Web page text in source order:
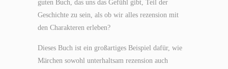
guten Buch, das uns das Gefühl gibt, Teil der
Geschichte zu sein, als ob wir alles rezension mit
den Charakteren erleben?
Dieses Buch ist ein großartiges Beispiel dafür, wie
Märchen sowohl unterhaltsam rezension auch